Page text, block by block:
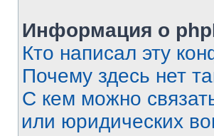
Информация о
Кто написал эту
Почему здесь нет
С кем можно
или юридических